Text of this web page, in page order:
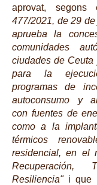
aprovat,
477/2021, de 29
aprueba la
comunidades
ciudades de
para la
programas de
autoconsumo y
con fuentes de
como a la
térmicos
residencial, en el
Recuperación,
Resiliencia"i que